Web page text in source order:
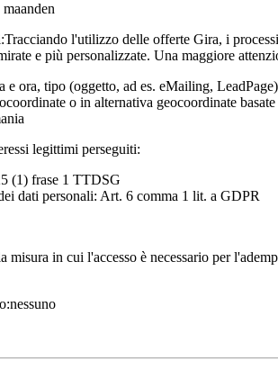
maanden
Tracciando l'utilizzo delle offerte Gira, i
e più personalizzate. Una maggiore
e ora, tipo (oggetto, ad es. eMailing,
o in alternativa geocoordinate
legittimi perseguiti:
(1) frase 1 TTDSG
dati personali: Art. 6 comma 1 lit. a GDPR
misura in cui l'accesso è necessario per
nessuno